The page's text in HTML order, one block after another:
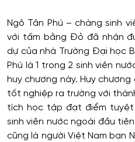
Ngô Tân Phú – chàng sinh
với tấm bằng Đỏ đã nhận
dự của nhà Trường Đại học
Phú là 1 trong 2 sinh viên
huy chương này. Huy
tốt nghiệp ra trường với
tích học tập đạt điểm
sinh viên nước ngoài đầu
cũng là người Việt Nam bạn